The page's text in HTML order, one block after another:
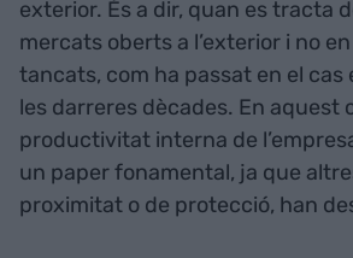
exterior. És a dir, quan es tracta
mercats oberts a l’exterior i no
tancats, com ha passat en el
les darreres dècades. En aquest
productivitat interna de
un paper fonamental, ja que
proximitat o de protecció, han